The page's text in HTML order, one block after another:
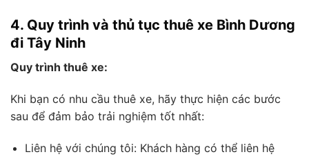
4. Quy trình và thủ tục thuê xe Bình Dương
đi Tây Ninh
Quy trình thuê xe:
Khi bạn có nhu cầu thuê xe, hãy thực hiện các bước
sau để đảm bảo trải nghiệm tốt nhất:
Liên hệ với chúng tôi: Khách hàng có thể liên hệ